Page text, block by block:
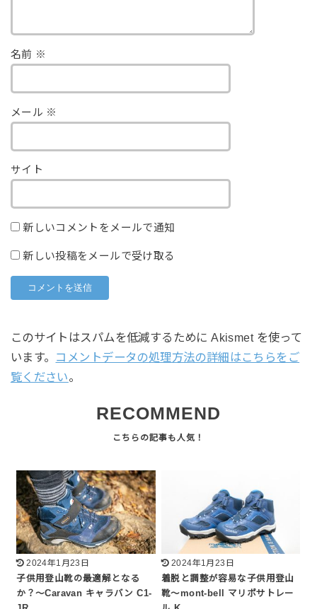
名前 ※
メール ※
サイト
新しいコメントをメールで通知
新しい投稿をメールで受け取る
このサイトはスパムを低減するために Akismet を使って
います。 コメントデータの処理方法の詳細はこちらをご
覧ください。
RECOMMEND
2024年1月23日
子供用登山靴の最適解となる
か？～Caravan キャラバン C1-
2024年1月23日
着脱と調整が容易な子供用登山
靴～mont-bell マリポサトレー